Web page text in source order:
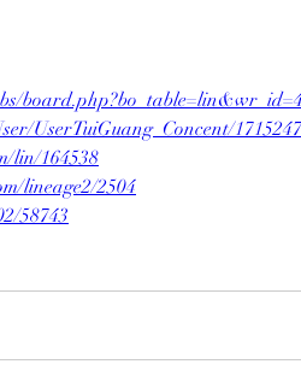
UserTuiGuang_Concent/1715247
lin/164538
lineage2/2504
58743